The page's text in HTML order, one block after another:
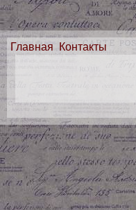
Главная Контакты